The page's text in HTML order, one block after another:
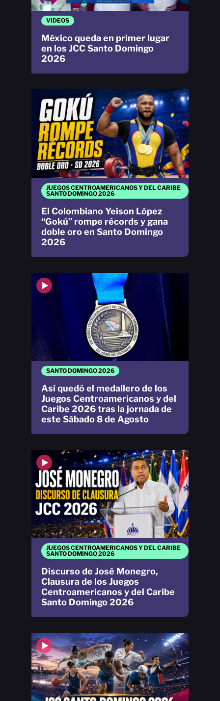
VIDEOS
México queda en primer lugar
en los JCC Santo Domingo
2026
JUEGOS CENTROAMERICANOS Y DEL CARIBE
SANTO DOMINGO 2026
Discurso de José Monegro,
Clausura de los Juegos
Centroamericanos y del Caribe
Santo Domingo 2026
SANTO DOMINGO 2026
Así quedó el medallero de los
Juegos Centroamericanos y del
Caribe 2026 tras la jornada de
este Sábado 8 de Agosto
JUEGOS CENTROAMERICANOS Y DEL CARIBE
SANTO DOMINGO 2026
El Colombiano Yeison López
“Gokú” rompe récords y gana
doble oro en Santo Domingo
2026